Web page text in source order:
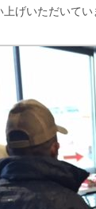
げいただいてい